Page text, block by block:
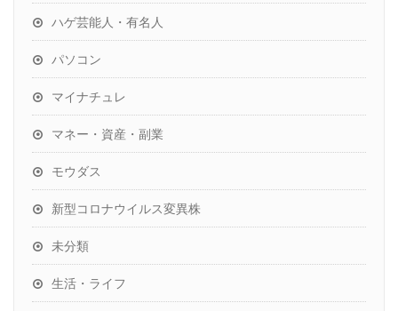
ハゲ芸能人・有名人
パソコン
マイナチュレ
マネー・資産・副業
モウダス
新型コロナウイルス変異株
未分類
生活・ライフ